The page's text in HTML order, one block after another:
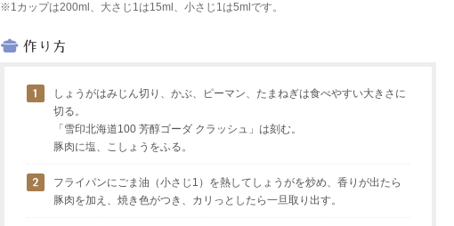
※1カップは200ml、大さじ1は15ml、小さじ1は5mlです。
しょうがはみじん切り、かぶ、ピーマン、たまねぎは食べやすい大きさに
切る。
「雪印北海道100 芳醇ゴーダ クラッシュ」は刻む。
豚肉に塩、こしょうをふる。
フライパンにごま油（小さじ1）を熱してしょうがを炒め、香りが出たら
豚肉を加え、焼き色がつき、カリっとしたら一旦取り出す。